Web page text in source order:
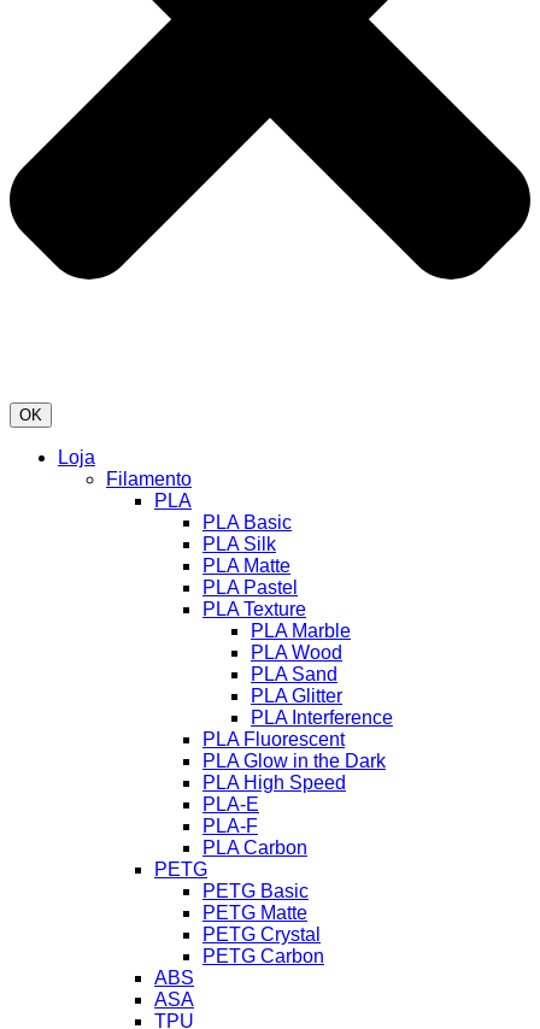
OK
Loja
Filamento
PLA
PLA Basic
PLA Silk
PLA Matte
PLA Pastel
PLA Texture
PLA Marble
PLA Wood
PLA Sand
PLA Glitter
PLA Interference
PLA Fluorescent
PLA Glow in the Dark
PLA High Speed
PLA-E
PLA-F
PLA Carbon
PETG
PETG Basic
PETG Matte
PETG Crystal
PETG Carbon
ABS
ASA
TPU